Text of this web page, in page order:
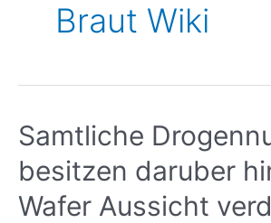
Braut Wiki
Samtliche
besitzen daruber
Wafer Aussicht